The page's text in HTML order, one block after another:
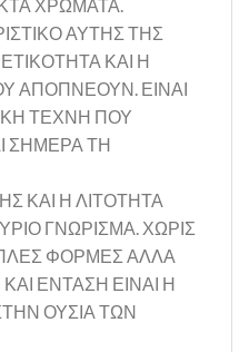
ΧΡΩΜΑΤΑ.
ΑΥΤΗΣ ΤΗΣ
ΚΑΙ Η
ΑΠΟΠΝΕΟΥΝ. ΕΙΝΑΙ
ΤΕΧΝΗ ΠΟΥ
ΣΗΜΕΡΑ ΤΗ
ΚΑΙ Η ΛΙΤΟΤΗΤΑ
ΓΝΩΡΙΣΜΑ. ΧΩΡΙΣ
ΦΟΡΜΕΣ ΑΛΛΑ
ΕΝΤΑΣΗ ΕΙΝΑΙ Η
ΟΥΣΙΑ ΤΩΝ